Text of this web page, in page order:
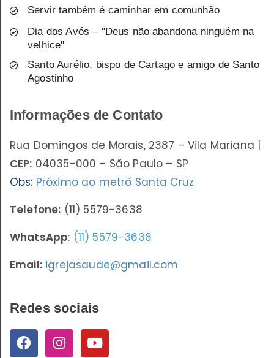
Servir também é caminhar em comunhão
Dia dos Avós – "Deus não abandona ninguém na
velhice"
Santo Aurélio, bispo de Cartago e amigo de Santo
Agostinho
Informações de Contato
Rua Domingos de Morais, 2387 – Vila Mariana |
CEP: 04035-000 – São Paulo – SP
Obs: Próximo ao metrô Santa Cruz
Telefone: (11) 5579-3638
WhatsApp: (11) 5579-3638
Email: igrejasaude@gmail.com
Redes sociais